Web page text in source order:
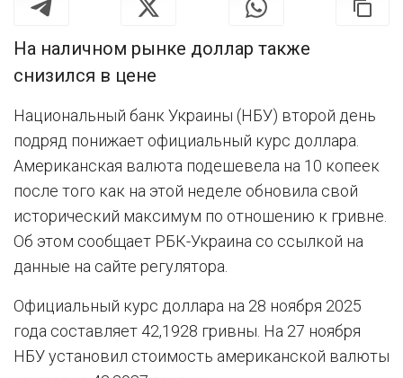
На наличном рынке доллар также
снизился в цене
Национальный банк Украины (НБУ) второй день
подряд понижает официальный курс доллара.
Американская валюта подешевела на 10 копеек
после того как на этой неделе обновила свой
исторический максимум по отношению к гривне.
Об этом сообщает РБК-Украина со ссылкой на
данные на сайте регулятора.
Официальный курс доллара на 28 ноября 2025
года составляет 42,1928 гривны. На 27 ноября
НБУ установил стоимость американской валюты